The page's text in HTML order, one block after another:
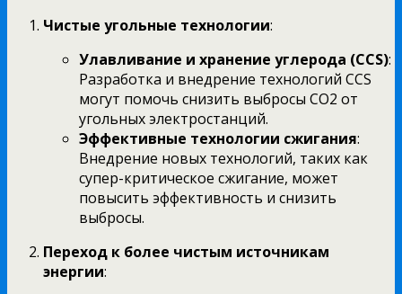
Чистые угольные технологии:
Улавливание и хранение углерода (CCS):
Разработка и внедрение технологий CCS
могут помочь снизить выбросы CO2 от
угольных электростанций.
Эффективные технологии сжигания:
Внедрение новых технологий, таких как
супер-критическое сжигание, может
повысить эффективность и снизить
выбросы.
Переход к более чистым источникам
энергии: